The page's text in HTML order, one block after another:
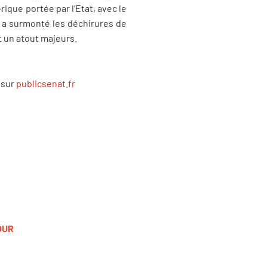
portée par l’Etat, avec le
surmonté les déchirures de
atout majeurs.
publicsenat.fr